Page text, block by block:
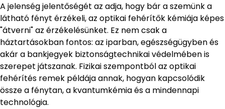
A jelenség jelentőségét az adja, hogy bár a szemünk a
látható fényt érzékeli, az optikai fehérítők kémiája képes
"átverni" az érzékelésünket. Ez nem csak a
háztartásokban fontos: az iparban, egészségügyben és
akár a bankjegyek biztonságtechnikai védelmében is
szerepet játszanak. Fizikai szempontból az optikai
fehérítés remek példája annak, hogyan kapcsolódik
össze a fénytan, a kvantumkémia és a mindennapi
technológia.